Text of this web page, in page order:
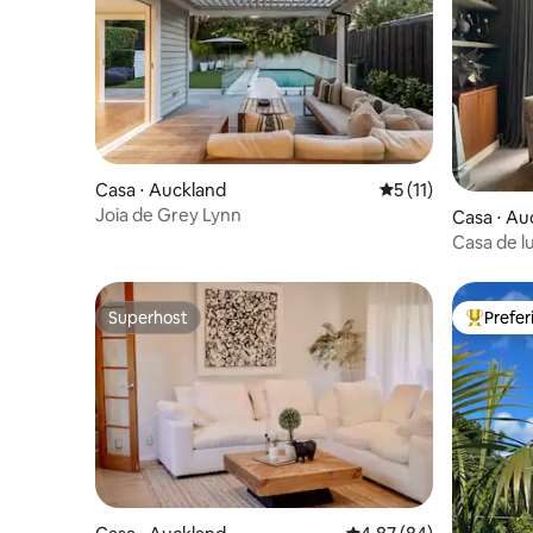
Casa ⋅ Auckland 5 de uma
5 (11)
Joia de Grey Lynn
Casa ⋅
Casa de
Superhost
Superhost Entre